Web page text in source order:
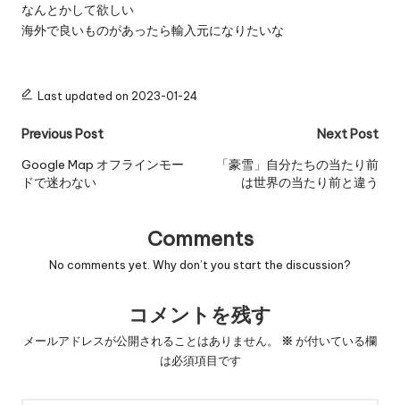
なんとかして欲しい
海外で良いものがあったら輸入元になりたいな
Last updated on 2023-01-24
Post
navigation
Previous Post
Google Map オフラインモー
ドで迷わない
Next Post
「豪雪」自分たちの当たり前
は世界の当たり前と違う
Comments
No comments yet. Why don’t you start the discussion?
コメントを残す
メールアドレスが公開されることはありません。 ※ が付いている欄
は必須項目です